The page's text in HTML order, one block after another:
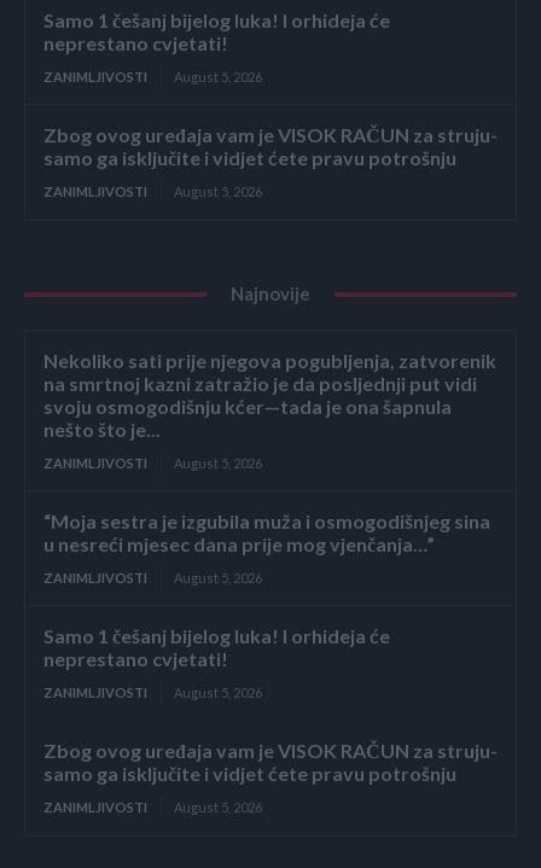
Samo 1 češanj bijelog luka! I orhideja će
neprestano cvjetati!
ZANIMLJIVOSTI August 5, 2026
Zbog ovog uređaja vam je VISOK RAČUN za struju-
samo ga isključite i vidjet ćete pravu potrošnju
ZANIMLJIVOSTI August 5, 2026
Najnovije
Nekoliko sati prije njegova pogubljenja, zatvorenik
na smrtnoj kazni zatražio je da posljednji put vidi
svoju osmogodišnju kćer—tada je ona šapnula
nešto što je...
ZANIMLJIVOSTI August 5, 2026
“Moja sestra je izgubila muža i osmogodišnjeg sina
u nesreći mjesec dana prije mog vjenčanja…”
ZANIMLJIVOSTI August 5, 2026
Samo 1 češanj bijelog luka! I orhideja će
neprestano cvjetati!
ZANIMLJIVOSTI August 5, 2026
Zbog ovog uređaja vam je VISOK RAČUN za struju-
samo ga isključite i vidjet ćete pravu potrošnju
ZANIMLJIVOSTI August 5, 2026